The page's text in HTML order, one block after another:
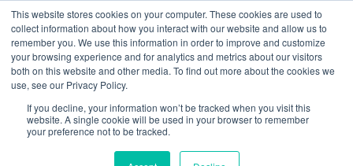
This website stores cookies on your computer. These cookies are used to
collect information about how you interact with our website and allow us to
remember you. We use this information in order to improve and customize
your browsing experience and for analytics and metrics about our visitors
both on this website and other media. To find out more about the cookies we
use, see our Privacy Policy.
If you decline, your information won’t be tracked when you visit this
website. A single cookie will be used in your browser to remember
your preference not to be tracked.
contenido
W
h
a
t
s
a
p
F
a
c
e
b
k
Y
o
u
t
u
I
n
s
t
a
a
m
E
n
v
e
l
e
mercadeo@grupoeib.comWhatsApp:+57
3103229640PBX:+ 601 342 80 45